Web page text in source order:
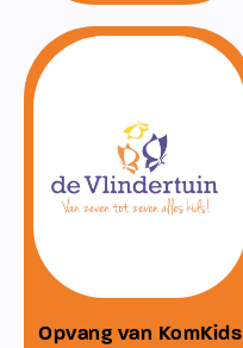
Opvang van KomKids